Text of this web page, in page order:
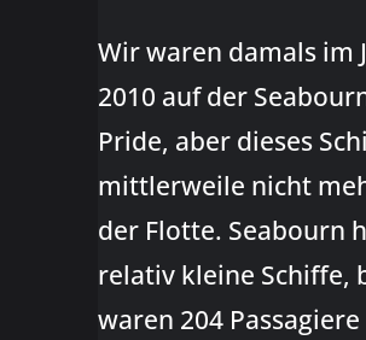
Wir waren damals im
2010 auf der
Pride, aber dieses
mittlerweile nicht
der Flotte. Seabourn
relativ kleine Schiffe,
waren 204